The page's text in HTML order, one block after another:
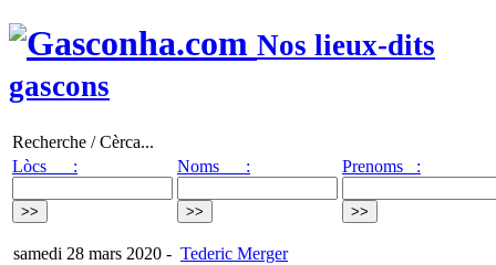
Nos lieux-dits
gascons
Recherche / Cèrca...
Lòcs :
Noms : Prenoms :
samedi 28 mars 2020 - Tederic Merger